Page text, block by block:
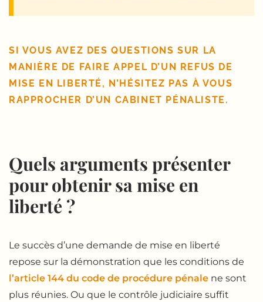
SI VOUS AVEZ DES QUESTIONS SUR LA
MANIÈRE DE FAIRE APPEL D’UN REFUS DE
MISE EN LIBERTÉ, N’HÉSITEZ PAS À VOUS
RAPPROCHER D’UN CABINET PÉNALISTE.
Quels arguments présenter
pour obtenir sa mise en
liberté ?
Le succès d’une demande de mise en liberté
repose sur la démonstration que les conditions de
l’article 144 du code de procédure pénale ne sont
plus réunies. Ou que le contrôle judiciaire suffit